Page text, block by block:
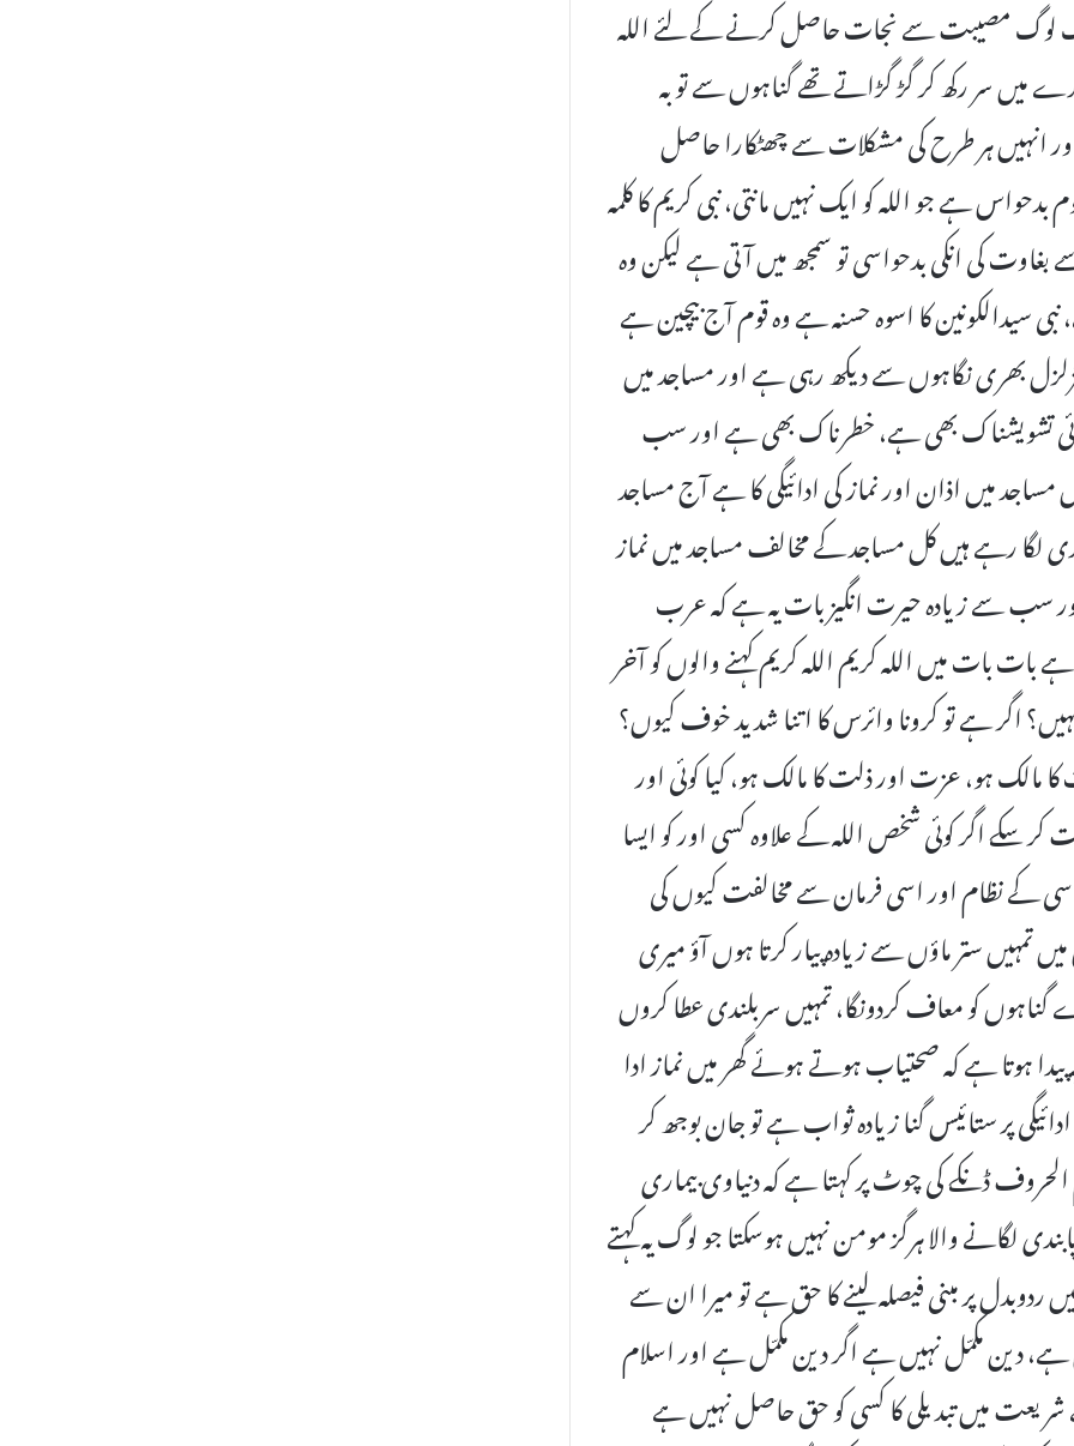
لوگ مصیبت سے نجات حاصل کرنے کے لئے اللہ
میں سر رکھ کر گڑ گڑاتے تھے گناہوں سے توبہ
اور انہیں ہر طرح کی مشکلات سے چھٹکارا حاصل
ہے جو اللہ کو ایک نہیں مانتی، نبی کریم کا کلمہ
کی انکی بدحواسی تو سمجھ میں آتی ہے لیکن وہ
کا اسوہ حسنہ ہے وہ قوم آج بیچین ہے
بھری نگاہوں سے دیکھ رہی ہے اور مساجد میں
تشویشناک بھی ہے، خطرناک بھی ہے اور سب
مساجد میں اذان اور نماز کی ادائیگی کا ہے آج مساجد
لگا رہے ہیں کل مساجد کے مخالف مساجد میں نماز
سب سے زیادہ حیرت انگیز بات یہ ہے کہ عرب
بات میں اللہ کریم اللہ کریم کہنے والوں کو آخر
اگر ہے تو کرونا وائرس کا اتنا شدید خوف کیوں؟
مالک ہو، عزت اور ذلت کا مالک ہو، کیا کوئی اور
اگر کوئی شخص اللہ کے علاوہ کسی اور کو ایسا
اسی کے نظام اور اسی فرمان سے مخالفت کیوں کی
ستر ماؤں سے زیادہ پیار کرتا ہوں آؤ میری
گناہوں کو معاف کردونگا، تمہیں سربلندی عطا کروں
ہوتا ہے کہ صحتیاب ہوتے ہوئے گھر میں نماز ادا
پر ستائیس گنا زیادہ ثواب ہے تو جان بوجھ کر
ڈنکے کی چوٹ پر کہتا ہے کہ دنیاوی بیماری
لگانے والا ہرگز مومن نہیں ہوسکتا جو لوگ یہ کہتے
پر مبنی فیصلہ لینے کا حق ہے تو میرا ان سے
دین مکمّل نہیں ہے اگر دین مکمّل ہے اور اسلام
میں تبدیلی کا کسی کو حق حاصل نہیں ہے